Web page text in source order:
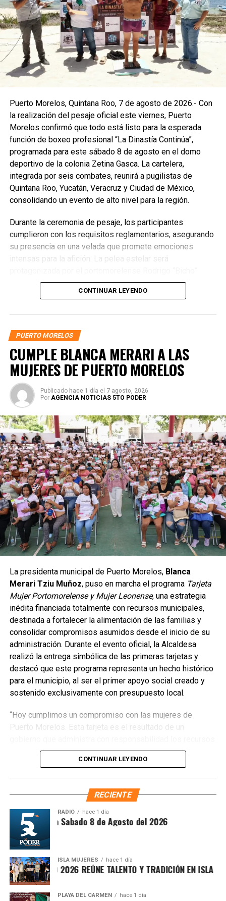
Puerto Morelos, Quintana Roo, 7 de agosto de 2026.- Con
la realización del pesaje oficial este viernes, Puerto
Morelos confirmó que todo está listo para la esperada
función de boxeo profesional “La Dinastía Continúa”,
programada para este sábado 8 de agosto en el domo
deportivo de la colonia Zetina Gasca. La cartelera,
integrada por seis combates, reunirá a pugilistas de
Quintana Roo, Yucatán, Veracruz y Ciudad de México,
consolidando un evento de alto nivel para la región.
Durante la ceremonia de pesaje, los participantes
cumplieron con los requisitos reglamentarios, asegurando
su presencia en una velada que promete emociones
intensas para la afición. La pelea estelar será
Arredondo, quien enfrentará al yucateco Jesús “Gato”
Pedro Moo en un combate pactado a cuatro rounds dentro
El talento local también tendrá presencia con Luis Antonio
“Duro May Jr.” May, quien buscará imponer su estilo frente
a Miguel Alejandro Uicab Dzib. Además, la cartelera
incluirá enfrentamientos entre representantes de Cancún,
Playa del Carmen, Cozumel, Tizimín, Xalapa y Ciudad de
México, fortaleciendo la proyección del boxeo profesional
en el sureste del país.
ciudadanía para asistir y respaldar a los pugilistas que
subirán al ring, destacando que este tipo de eventos
impulsa el desarrollo deportivo, fomenta nuevas
generaciones de talentos y ofrece un espectáculo familiar
para la comunidad. Con todo preparado, Puerto Morelos se
alista para vivir una noche de boxeo que promete grandes
momentos sobre el cuadrilátero.
Fuente: 5to Poder Agencia de Noticias
CONTINUAR LEYENDO
PUERTO MORELOS
CUMPLE BLANCA MERARI A LAS
MUJERES DE PUERTO MORELOS
Publicado hace 1 día el 7 agosto, 2026
Por AGENCIA NOTICIAS 5TO PODER
La presidenta municipal de Puerto Morelos, Blanca
Merari Tziu Muñoz, puso en marcha el programa Tarjeta
Mujer Portomorelense y Mujer Leonense, una estrategia
inédita financiada totalmente con recursos municipales,
destinada a fortalecer la alimentación de las familias y
consolidar compromisos asumidos desde el inicio de su
administración. Durante el evento oficial, la Alcaldesa
realizó la entrega simbólica de las primeras tarjetas y
destacó que este programa representa un hecho histórico
para el municipio, al ser el primer apoyo social creado y
sostenido exclusivamente con presupuesto local.
“Hoy cumplimos un compromiso con las mujeres de
Puerto Morelos. Esta tarjeta es el resultado de un
públicos para convertirlos en acciones que beneficien
directamente a nuestra gente”, afirmó. El esquema
adquisición de productos de la canasta básica en
establecimientos participantes.
CONTINUAR LEYENDO
RECIENTE
RADIO hace 1 día
Matutina Sabado 8 de Agosto del 2026
ISLA MUJERES hace 1 día
ISLEÑO 2026 REÚNE TALENTO Y TRADICIÓN EN ISLA
PLAYA DEL CARMEN hace 1 día